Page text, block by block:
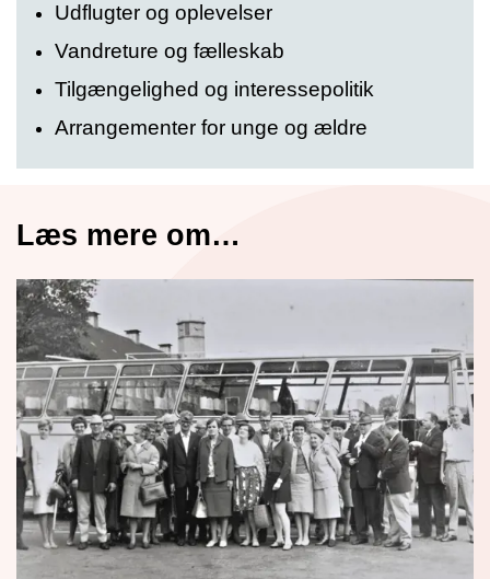
Udflugter og oplevelser
Vandreture og fælleskab
Tilgængelighed og interessepolitik
Arrangementer for unge og ældre
Læs mere om…